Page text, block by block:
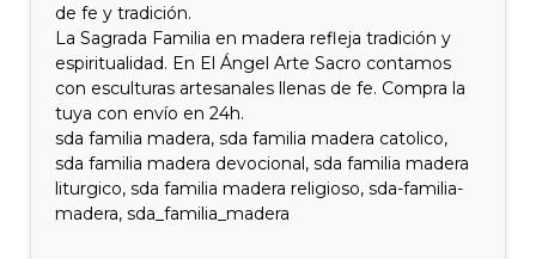
de fe y tradición.
La Sagrada Familia en madera refleja tradición y
espiritualidad. En El Ángel Arte Sacro contamos
con esculturas artesanales llenas de fe. Compra la
tuya con envío en 24h.
sda familia madera, sda familia madera catolico,
sda familia madera devocional, sda familia madera
liturgico, sda familia madera religioso, sda-familia-
madera, sda_familia_madera